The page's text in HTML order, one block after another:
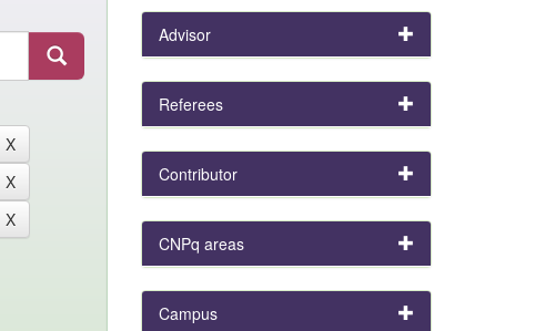
Advisor
Referees
Contributor
CNPq areas
Campus